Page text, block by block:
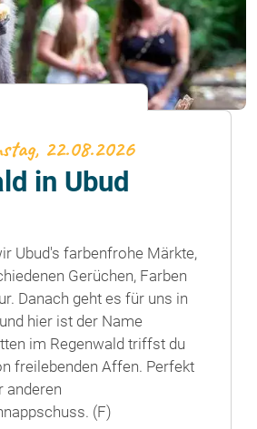
22.08.2026
in Ubud
Ubud's farbenfrohe Märkte,
Gerüchen, Farben
Danach geht es für uns in
hier ist der Name
im Regenwald triffst du
freilebenden Affen. Perfekt
anderen
(F)